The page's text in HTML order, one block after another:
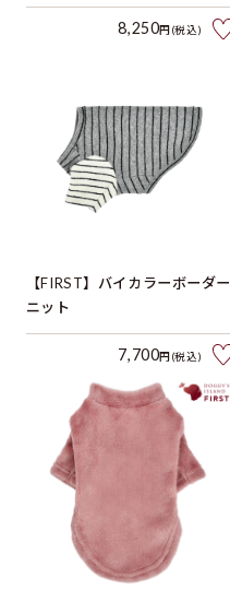
8,250円(税込)
【FIRST】バイカラーボーダー
ニット
7,700円(税込)